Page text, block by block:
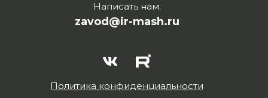
Написать нам:
zavod@ir-mash.ru
Политика конфиденциальности